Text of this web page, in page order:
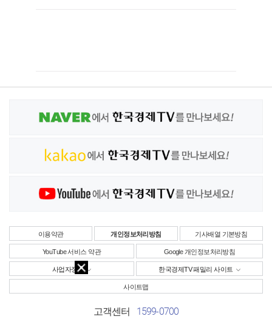
이용약관 개인정보처리방침 기사배열 기본방침
YouTube 서비스 약관 Google 개인정보처리방침
사업자정보 한국경제TV 패밀리 사이트
사이트맵
고객센터 1599-0700